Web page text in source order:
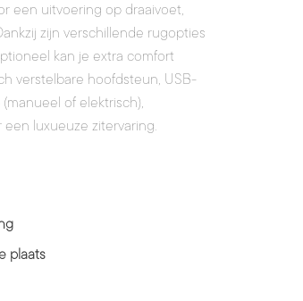
een uitvoering op draaivoet,
zijn verschillende rugopties
kan je extra comfort
verstelbare hoofdsteun, USB-
of elektrisch),
luxueuze zitervaring.
plaats